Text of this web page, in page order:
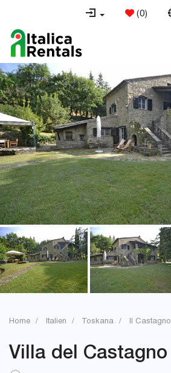
(0)
Home Italien Toskana Il Castagno
Villa del Castagno